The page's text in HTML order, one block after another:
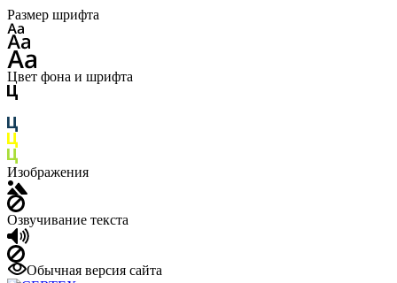
Размер шрифта
Цвет фона и шрифта
Изображения
Озвучивание текста
Обычная версия сайта